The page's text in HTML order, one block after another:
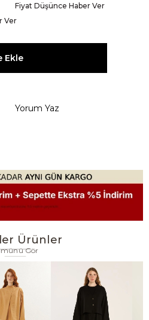
Fiyat Düşünce Haber Ver
Ver
Yorum Yaz
Ürünler
Gör